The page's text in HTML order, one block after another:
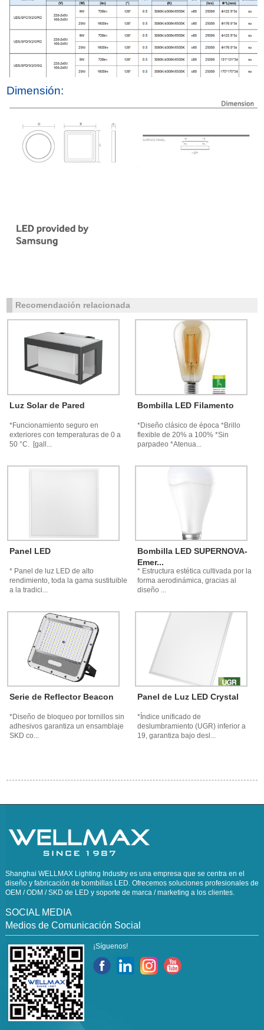
Dimensión:
Recomendación relacionada
Luz Solar de Pared
*Funcionamiento seguro en
exteriores con temperaturas de 0 a
50 °C. [gall...
Bombilla LED Filamento
*Diseño clásico de época *Brillo
flexible de 20% a 100% *Sin
parpadeo *Atenua...
Panel LED
* Panel de luz LED de alto
rendimiento, toda la gama sustituible
a la tradici...
Bombilla LED SUPERNOVA-
Emer...
* Estructura estética cultivada por la
forma aerodinámica, gracias al
diseño ...
Serie de Reflector Beacon
*Diseño de bloqueo por tornillos sin
adhesivos garantiza un ensamblaje
SKD co...
Panel de Luz LED Crystal
*Índice unificado de
deslumbramiento (UGR) inferior a
19, garantiza bajo desl...
Shanghai WELLMAX Lighting Industry es una empresa que se centra en el
diseño y fabricación de bombillas LED. Ofrecemos soluciones profesionales de
OEM / ODM / SKD de LED y soporte de marca / marketing a los clientes.
SOCIAL MEDIA
Medios de Comunicación Social
¡Síguenos!